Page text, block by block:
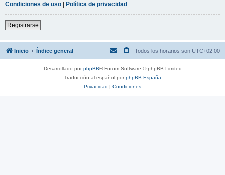
Condiciones de uso | Política de privacidad
Registrarse
Inicio Índice general Todos los horarios son UTC+02:00
Desarrollado porphpBB® Forum Software © phpBB Limited
Traducción al español porphpBB España
Privacidad | Condiciones